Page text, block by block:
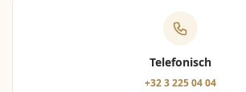
Telefonisch
+32 3 225 04 04